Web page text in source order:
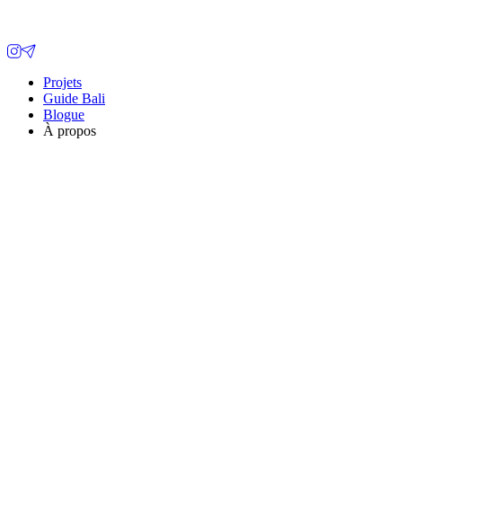
Projets
Guide Bali
Blogue
À propos